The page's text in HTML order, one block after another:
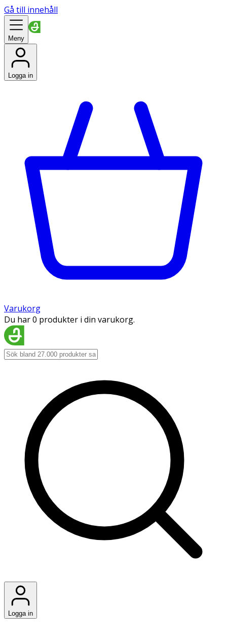
Gå till innehåll
Meny
Logga in
Varukorg
Du har 0 produkter i din varukorg.
Logga in